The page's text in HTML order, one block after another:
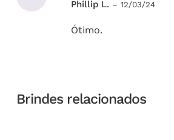
5de 5
Phillip L. – 12/03/24
Ótimo.
Brindes relacionados